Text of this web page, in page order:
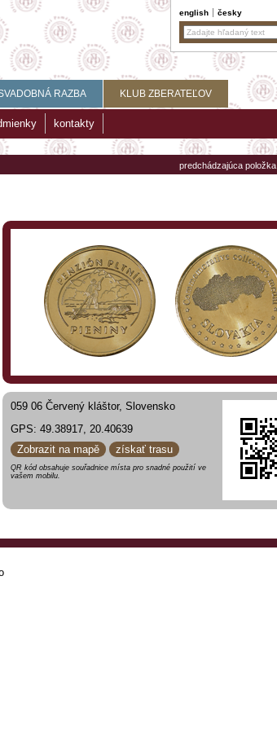
english česky
RAZBA KLUB ZBERATEĽOV
kontakty
predchádzajúca položka
059 06 Červený kláštor, Slovensko
GPS: 49.38917, 20.40639
Zobrazit na mapě
získať trasu
QR kód obsahuje souřadnice místa pro snadné použití ve
vašem mobilu.